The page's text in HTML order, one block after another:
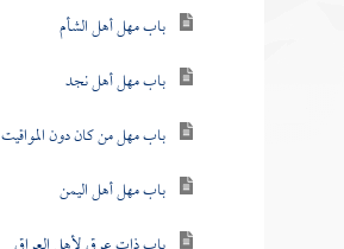
باب مهل أهل الشأم
باب مهل أهل نجد
باب مهل من كان دون المواقيت
باب مهل أهل اليمن